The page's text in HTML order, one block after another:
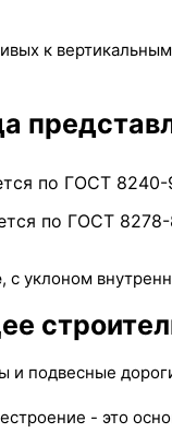
к
по ГОСТ 8240-
по ГОСТ
, с уклоном
подвесные
- это